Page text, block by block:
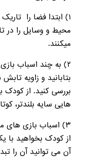
۱) ابتدا فضا را تاریک
محیط و وسایل را در
میکنند.
۲) به چند اسباب
بتابانید و زاویه
بررسی کنید. از
هایی سایه بلندتر،
۳) اسباب بازی های
از کودک بخواهید با
آن می توانید آن را